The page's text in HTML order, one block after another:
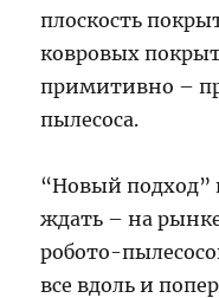
плоскость
ковровых
примитивно –
пылесоса.
“Новый подход”
ждать – на
робото-
все вдоль и